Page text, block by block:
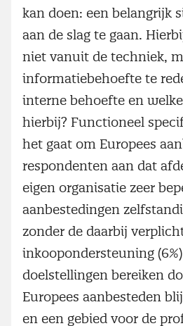
kan doen: een belangrijk
aan de slag te gaan.
niet vanuit de techniek,
informatiebehoefte te
interne behoefte en
hierbij? Functioneel
het gaat om Europees
respondenten aan dat
eigen organisatie zeer
aanbestedingen
zonder de daarbij
inkoopondersteuning
doelstellingen bereiken
Europees aanbesteden
en een gebied voor de